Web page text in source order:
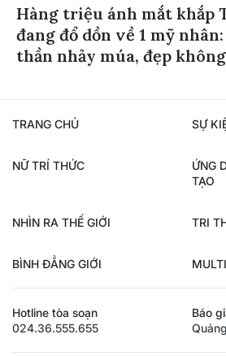
Hàng triệu ánh mắt khắp
đang đổ dồn về 1 mỹ
thần nhảy múa, đẹp
TRANG CHỦ SỰ
NỮ TRÍ THỨC
ỨNG
TẠO
NHÌN RA THẾ GIỚI TRI
BÌNH ĐẲNG GIỚI
Hotline tòa soạn
024.36.555.655
Báo